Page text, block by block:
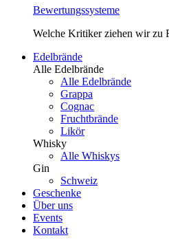
Bewertungssysteme
Welche Kritiker ziehen wir zu
Edelbrände
Alle Edelbrände
Alle Edelbrände
Grappa
Cognac
Fruchtbrände
Likör
Whisky
Alle Whiskys
Gin
Schweiz
Geschenke
Über uns
Events
Kontakt